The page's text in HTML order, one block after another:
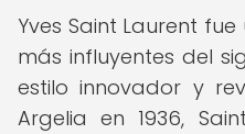
Yves Saint Laurent
más influyentes del
estilo innovador y
Argelia en 1936,